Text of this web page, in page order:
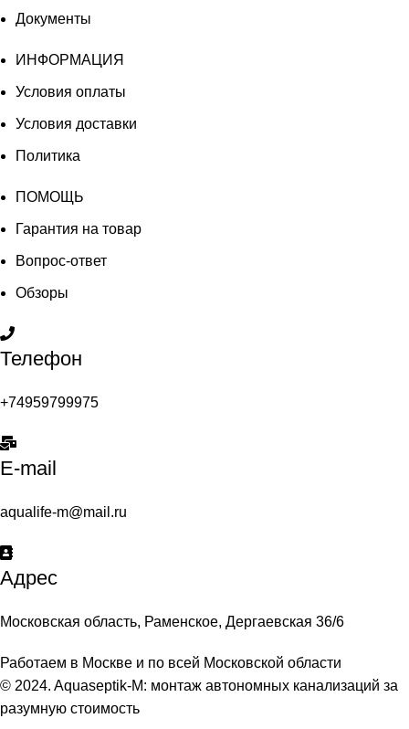
Документы
ИНФОРМАЦИЯ
Условия оплаты
Условия доставки
Политика
ПОМОЩЬ
Гарантия на товар
Вопрос-ответ
Обзоры
Телефон
+74959799975
E-mail
aqualife-m@mail.ru
Адрес
Московская область, Раменское, Дергаевская 36/6
Работаем в Москве и по всей Московской области
© 2024. Aquaseptik-M: монтаж автономных канализаций за
разумную стоимость